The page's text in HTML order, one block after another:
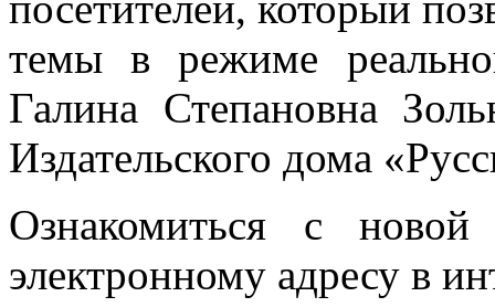
темы в режиме
Галина Степановна
Издательского дома
Ознакомиться с
электронному адресу в